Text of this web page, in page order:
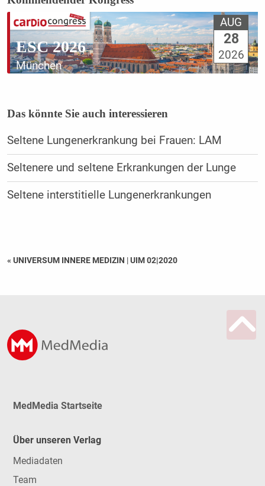
ESC 2026
München
AUG
28
2026
Das könnte Sie auch interessieren
Seltene Lungenerkrankung bei Frauen: LAM
Seltenere und seltene Erkrankungen der Lunge
Seltene interstitielle Lungenerkrankungen
« UNIVERSUM INNERE MEDIZIN |UIM 02|2020
MedMedia Startseite
Über unseren Verlag
Mediadaten
Team